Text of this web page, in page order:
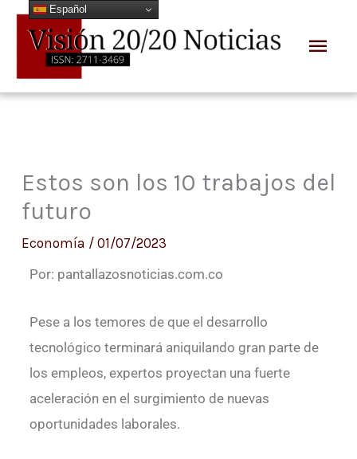
contenido
Estos son los 10 trabajos del
futuro
Economía / 01/07/2023
Por: pantallazosnoticias.com.co
Pese a los temores de que el desarrollo
tecnológico terminará aniquilando gran parte de
los empleos, expertos proyectan una fuerte
aceleración en el surgimiento de nuevas
oportunidades laborales.
Español